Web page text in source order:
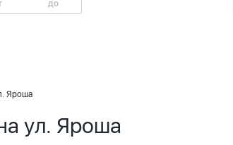
Яроша
ул. Яроша